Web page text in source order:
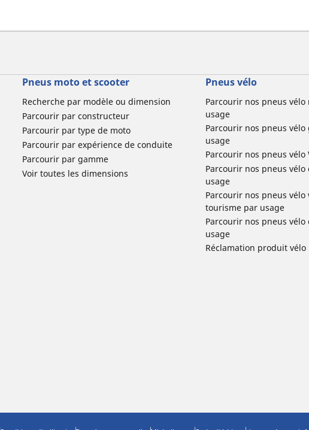
Pneus moto et scooter
Recherche par modèle ou dimension
Parcourir par constructeur
Parcourir par type de moto
Parcourir par expérience de conduite
Parcourir par gamme
Voir toutes les dimensions
Pneus vélo
Parcourir nos pneus
usage
Parcourir nos pneus
usage
Parcourir nos pneus vélo
Parcourir nos pneus vélo
usage
Parcourir nos pneus vélo
tourisme par usage
Parcourir nos pneus
usage
Réclamation produit vélo